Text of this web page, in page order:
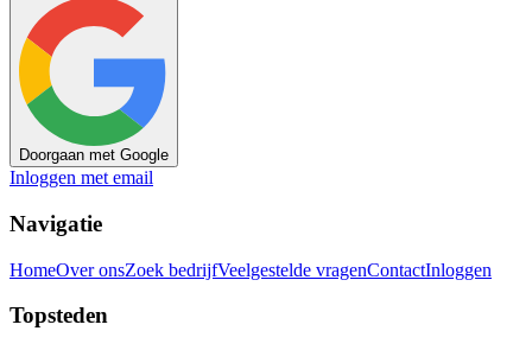
Doorgaan met Google
Inloggen met email
Navigatie
HomeOver onsZoek bedrijfVeelgestelde vragenContactInloggen
Topsteden